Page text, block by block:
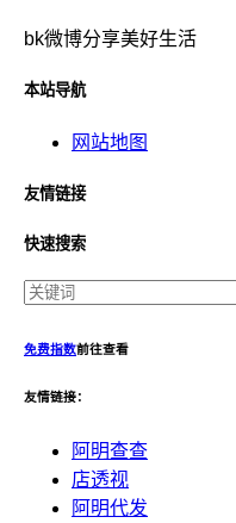
bk微博分享美好生活
本站导航
网站地图
友情链接
快速搜索
免费指数前往查看
友情链接：
阿明查查
店透视
阿明代发